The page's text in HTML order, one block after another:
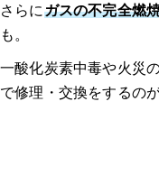
さらにガスの不完全燃
も。
一酸化炭素中毒や火災
で修理・交換をするの